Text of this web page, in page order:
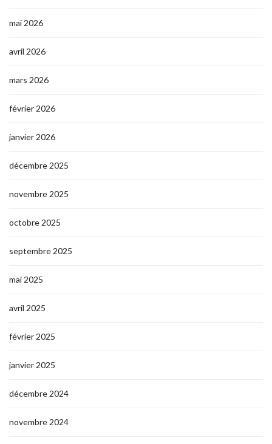
mai 2026
avril 2026
mars 2026
février 2026
janvier 2026
décembre 2025
novembre 2025
octobre 2025
septembre 2025
mai 2025
avril 2025
février 2025
janvier 2025
décembre 2024
novembre 2024